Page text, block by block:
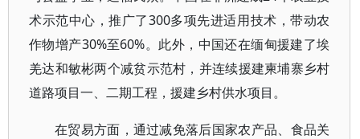
术示范中心，推广了300多项先进适用技术，带动农
作物增产30%至60%。此外，中国还在缅甸援建了埃
羌达和敏彬两个减贫示范村，并连续援建柬埔寨乡村
道路项目一、二期工程，援建乡村供水项目。
在贸易方面，通过减免落后国家农产品、食品关